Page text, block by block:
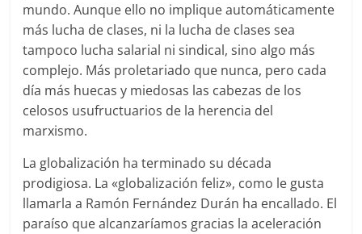
mundo. Aunque ello no implique automáticamente
más lucha de clases, ni la lucha de clases sea
tampoco lucha salarial ni sindical, sino algo más
complejo. Más proletariado que nunca, pero cada
día más huecas y miedosas las cabezas de los
celosos usufructuarios de la herencia del
marxismo.
La globalización ha terminado su década
prodigiosa. La «globalización feliz», como le gusta
llamarla a Ramón Fernández Durán ha encallado. El
paraíso que alcanzaríamos gracias la aceleración